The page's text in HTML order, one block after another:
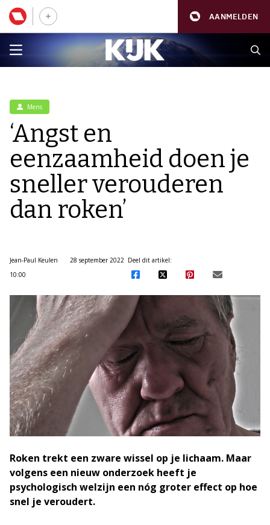
AANMELDEN
Mens
‘Angst en
eenzaamheid doen je
sneller verouderen
dan roken’
Jean-Paul Keulen
28 september 2022
10:00
Deel dit artikel:
Roken trekt een zware wissel op je lichaam. Maar
volgens een nieuw onderzoek heeft je
psychologisch welzijn een nóg groter effect op hoe
snel je veroudert.